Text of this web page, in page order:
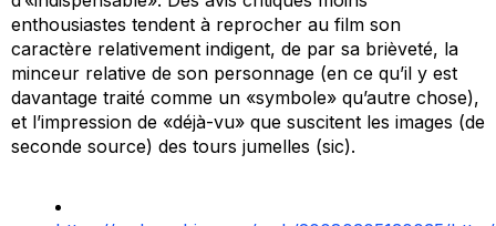
enthousiastes tendent à reprocher au film son
caractère relativement indigent, de par sa brièveté, la
minceur relative de son personnage (en ce qu’il y est
davantage traité comme un «symbole» qu’autre chose),
et l’impression de «déjà-vu» que suscitent les images (de
seconde source) des tours jumelles (sic).